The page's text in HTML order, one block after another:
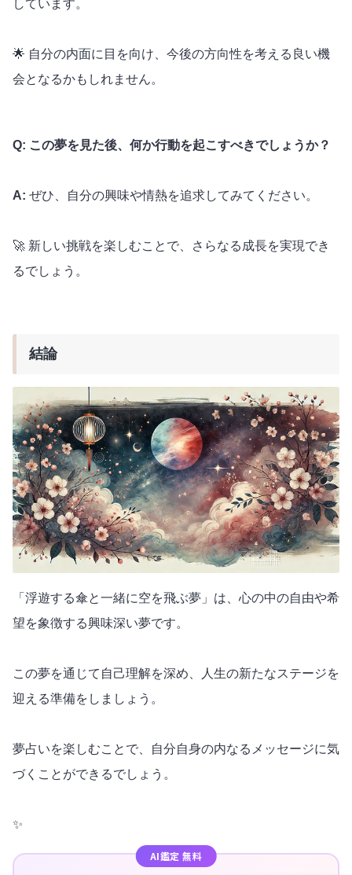
しています。
🌟 自分の内面に目を向け、今後の方向性を考える良い機
会となるかもしれません。
Q: この夢を見た後、何か行動を起こすべきでしょうか？
A: ぜひ、自分の興味や情熱を追求してみてください。
🚀 新しい挑戦を楽しむことで、さらなる成長を実現でき
るでしょう。
結論
「浮遊する傘と一緒に空を飛ぶ夢」は、心の中の自由や希
望を象徴する興味深い夢です。
この夢を通じて自己理解を深め、人生の新たなステージを
迎える準備をしましょう。
夢占いを楽しむことで、自分自身の内なるメッセージに気
づくことができるでしょう。
✨
AI鑑定 無料